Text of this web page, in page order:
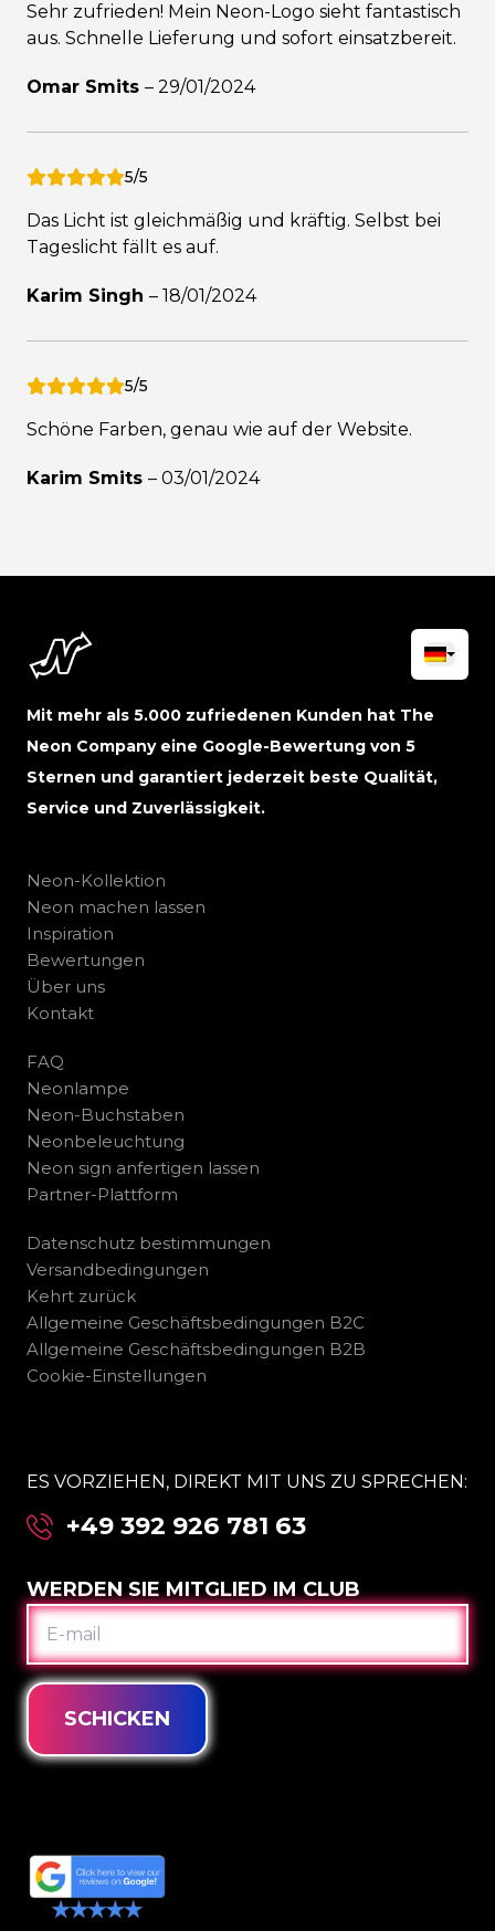
Sehr zufrieden! Mein Neon-Logo sieht fantastisch
aus. Schnelle Lieferung und sofort einsatzbereit.
Omar Smits – 29/01/2024
5/5
Das Licht ist gleichmäßig und kräftig. Selbst bei
Tageslicht fällt es auf.
Karim Singh – 18/01/2024
5/5
Schöne Farben, genau wie auf der Website.
Karim Smits – 03/01/2024
Mit mehr als 5.000 zufriedenen Kunden hat The
Neon Company eine Google-Bewertung von 5
Sternen und garantiert jederzeit beste Qualität,
Service und Zuverlässigkeit.
Neon-Kollektion
Neon machen lassen
Inspiration
Bewertungen
Über uns
Kontakt
FAQ
Neonlampe
Neon-Buchstaben
Neonbeleuchtung
Neon sign anfertigen lassen
Partner-Plattform
Datenschutz bestimmungen
Versandbedingungen
Kehrt zurück
Allgemeine Geschäftsbedingungen B2C
Allgemeine Geschäftsbedingungen B2B
Cookie-Einstellungen
ES VORZIEHEN, DIREKT MIT UNS ZU SPRECHEN:
+49 392 926 781 63
WERDEN SIE MITGLIED IM CLUB
E-
MAIL
SCHICKEN